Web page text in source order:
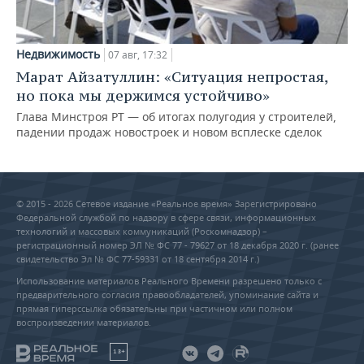
Недвижимость 07 авг, 17:32
Марат Айзатуллин: «Ситуация непростая,
но пока мы держимся устойчиво»
Глава Минстроя РТ — об итогах полугодия у строителей,
падении продаж новостроек и новом всплеске сделок
© 2015 - 2026 Сетевое издание «Реальное время» Зарегистрировано
Федеральной службой по надзору в сфере связи, информационных
технологий и массовых коммуникаций (Роскомнадзор) –
регистрационный номер ЭЛ № ФС 77 - 79627 от 18 декабря 2020 г. (ранее
свидетельство Эл № ФС 77-59331 от 18 сентября 2014 г.)
Использование материалов Реального Времени разрешено только с
предварительного согласия правообладателей, упоминание сайта и
прямая гиперссылка обязательны при частичном или полном
воспроизведении материалов.
18+